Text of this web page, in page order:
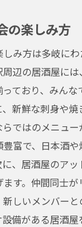
の楽しみ方
み方は多岐にわ
辺の居酒屋には
ており、みん
新鮮な刺身や
ではのメニュー
富で、日本酒
、居酒屋のア
す。仲間同士が
しいメンバー
備がある居酒屋